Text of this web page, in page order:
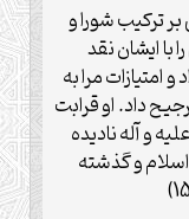
ترکیب شورا و
با ایشان نقد
امتیازات مرا به
داد. او قرابت
و آله نادیده
و گذشته